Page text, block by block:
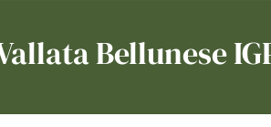
Bellunese